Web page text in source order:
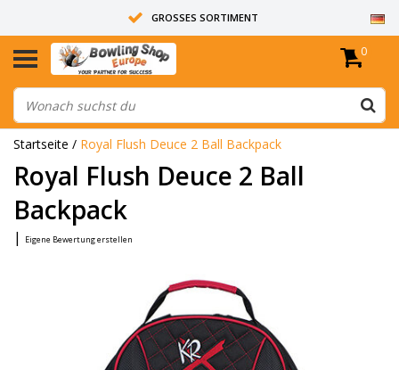
GROSSES SORTIMENT
14 TAGE RÜCKGABERECHT
ALLE BOWLINGKUGELN SIND UNGEBOHRT
0
Startseite / Royal Flush Deuce 2 Ball Backpack
Royal Flush Deuce 2 Ball
Backpack
| Eigene Bewertung erstellen